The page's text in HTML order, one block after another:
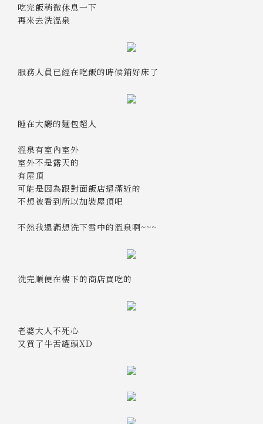
吃完飯稍微休息一下
再來去洗溫泉
服務人員已經在吃飯的時候鋪好床了
睡在大廳的麵包超人
溫泉有室內室外
室外不是露天的
有屋頂
可能是因為跟對面飯店還滿近的
不想被看到所以加裝屋頂吧
不然我還滿想洗下雪中的溫泉啊~~~
洗完順便在樓下的商店買吃的
老婆大人不死心
又買了牛舌罐頭XD